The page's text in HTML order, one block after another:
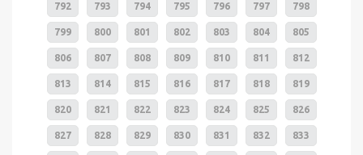
792 793 794 795 796 797 798
799 800 801 802 803 804 805
806 807 808 809 810 811 812
813 814 815 816 817 818 819
820 821 822 823 824 825 826
827 828 829 830 831 832 833